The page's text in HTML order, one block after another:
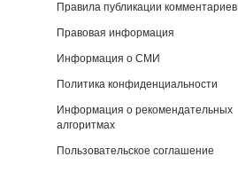
Правила публикации комментариев
Правовая информация
Информация о СМИ
Политика конфиденциальности
Информация о рекомендательных
алгоритмах
Пользовательское соглашение